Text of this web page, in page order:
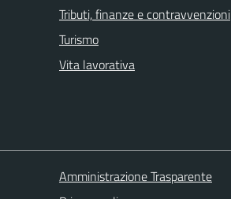
Tributi, finanze e contravvenzioni
Turismo
Vita lavorativa
Amministrazione Trasparente